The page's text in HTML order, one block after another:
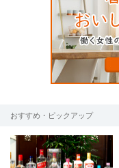
おすすめ・ピックアップ